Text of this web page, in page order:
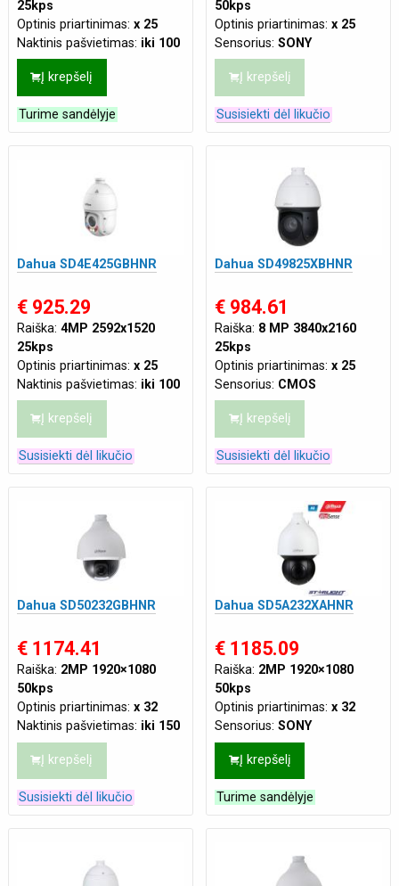
25kps
Optinis priartinimas: x 25
Naktinis pašvietimas: iki 100
m
Tinklo jungtis:
Maitinimas:PoE(802.3af 48
VDC),DC 12V 2A
Į krepšelį
Turime sandėlyje
50kps
Optinis priartinimas:x 25
Sensorius:SONY
Naktinis pašvietimas:
Maitinimas:PoE+ (802.3at)
Į krepšelį
Susisiekti dėl likučio
Dahua SD4E425GBHNR
€ 925.29
Raiška: 4MP 2592x1520
25kps
Optinis priartinimas: x 25
Naktinis pašvietimas: iki 100
m
Tinklo jungtis:
Maitinimas:DC 12V 3A
PoE(802.3af 48 VDC)
Į krepšelį
Susisiekti dėl likučio
Dahua SD49825XBHNR
€ 984.61
Raiška: 8 MP 3840x2160
25kps
Optinis priartinimas:x 25
Sensorius: CMOS
Naktinis pašvietimas:
Mikrofonas:Jungiamas
atskirai
Maitinimas:DC 12V 3A,
Į krepšelį
Susisiekti dėl likučio
Dahua SD50232GBHNR
€ 1174.41
Raiška: 2MP 1920×1080
50kps
Optinis priartinimas: x 32
Naktinis pašvietimas: iki 150
m
Maitinimas:AC 24V
(802.3at)
Į krepšelį
Susisiekti dėl likučio
Dahua SD5A232XAHNR
€ 1185.09
Raiška: 2MP 1920×1080
50kps
Optinis priartinimas:x 32
Sensorius:SONY
Naktinis pašvietimas:
Procesorius:Ambarella
DSP
Atsparumas:Tinka lauko
Tinklo jungtis:LAN
Maitinimas:AC 24V/3A
Į krepšelį
Turime sandėlyje